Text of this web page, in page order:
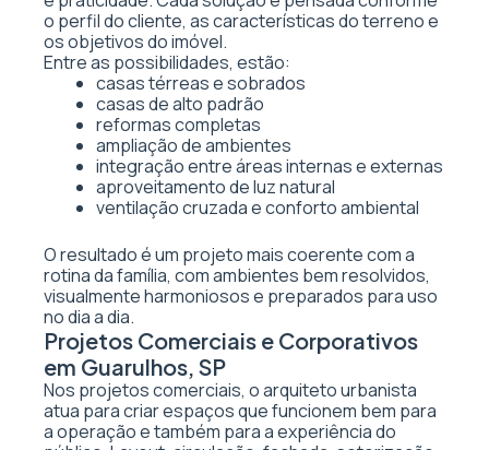
o perfil do cliente, as características do terreno e
os objetivos do imóvel.
Entre as possibilidades, estão:
casas térreas e sobrados
casas de alto padrão
reformas completas
ampliação de ambientes
integração entre áreas internas e externas
aproveitamento de luz natural
ventilação cruzada e conforto ambiental
O resultado é um projeto mais coerente com a
rotina da família, com ambientes bem resolvidos,
visualmente harmoniosos e preparados para uso
no dia a dia.
Projetos Comerciais e Corporativos
em Guarulhos, SP
Nos projetos comerciais, o arquiteto urbanista
atua para criar espaços que funcionem bem para
a operação e também para a experiência do